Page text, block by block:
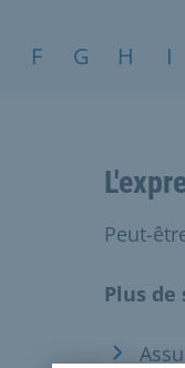
F G H I
Peut-
Plus de